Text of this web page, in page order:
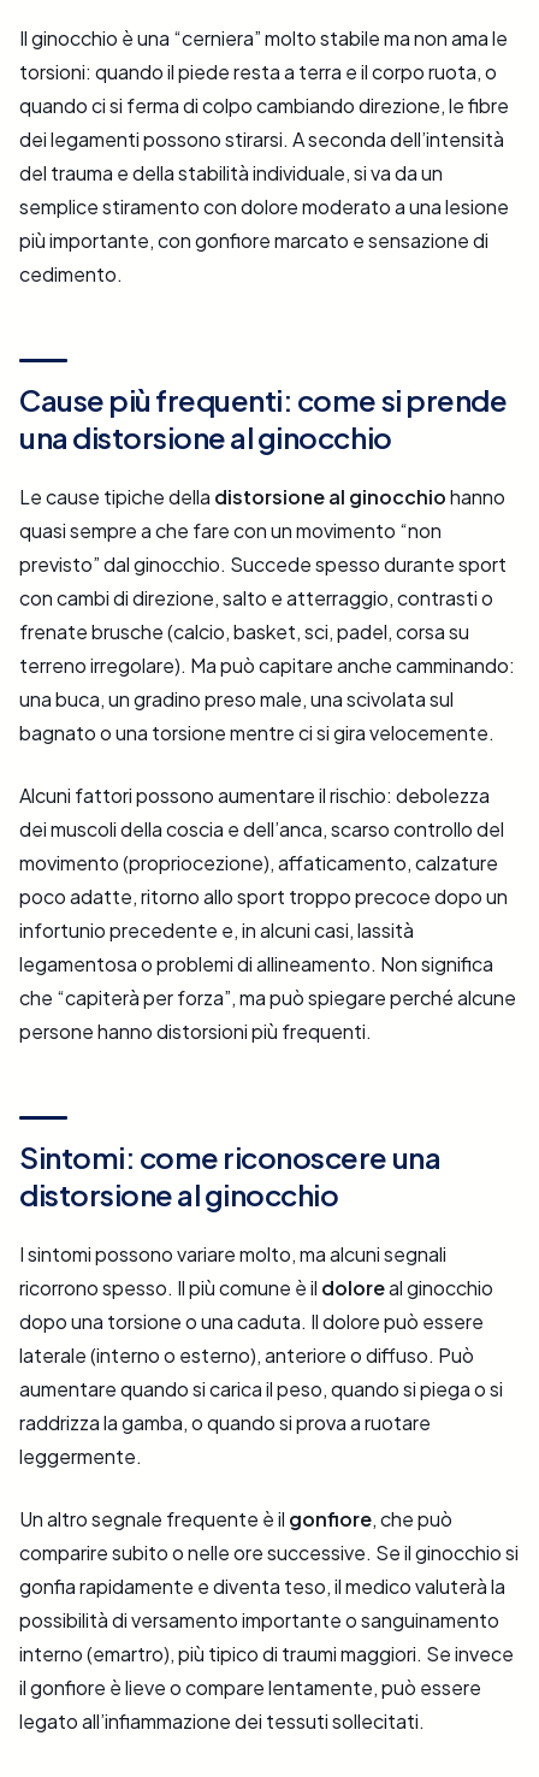
Il ginocchio è una “cerniera” molto stabile ma non ama le
torsioni: quando il piede resta a terra e il corpo ruota, o
quando ci si ferma di colpo cambiando direzione, le fibre
dei legamenti possono stirarsi. A seconda dell’intensità
del trauma e della stabilità individuale, si va da un
semplice stiramento con dolore moderato a una lesione
più importante, con gonfiore marcato e sensazione di
cedimento.
Cause più frequenti: come si prende
una distorsione al ginocchio
Le cause tipiche della distorsione al ginocchiohanno
quasi sempre a che fare con un movimento “non
previsto” dal ginocchio. Succede spesso durante sport
con cambi di direzione, salto e atterraggio, contrasti o
frenate brusche (calcio, basket, sci, padel, corsa su
terreno irregolare). Ma può capitare anche camminando:
una buca, un gradino preso male, una scivolata sul
bagnato o una torsione mentre ci si gira velocemente.
Alcuni fattori possono aumentare il rischio: debolezza
dei muscoli della coscia e dell’anca, scarso controllo del
movimento (propriocezione), affaticamento, calzature
poco adatte, ritorno allo sport troppo precoce dopo un
infortunio precedente e, in alcuni casi, lassità
legamentosa o problemi di allineamento. Non significa
che “capiterà per forza”, ma può spiegare perché alcune
persone hanno distorsioni più frequenti.
Sintomi: come riconoscere una
distorsione al ginocchio
I sintomi possono variare molto, ma alcuni segnali
ricorrono spesso. Il più comune è il doloreal ginocchio
dopo una torsione o una caduta. Il dolore può essere
laterale (interno o esterno), anteriore o diffuso. Può
aumentare quando si carica il peso, quando si piega o si
raddrizza la gamba, o quando si prova a ruotare
leggermente.
Un altro segnale frequente è il gonfiore, che può
comparire subito o nelle ore successive. Se il ginocchio si
gonfia rapidamente e diventa teso, il medico valuterà la
possibilità di versamento importante o sanguinamento
interno (emartro), più tipico di traumi maggiori. Se invece
il gonfiore è lieve o compare lentamente, può essere
legato all’infiammazione dei tessuti sollecitati.